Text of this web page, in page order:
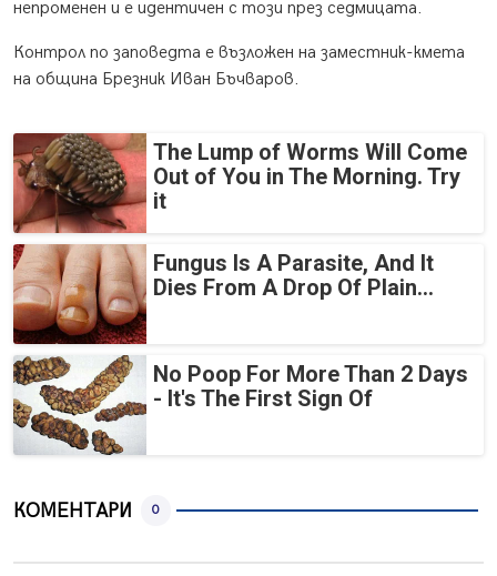
непроменен и е идентичен с този през седмицата.
Контрол по заповедта е възложен на заместник-кмета
на община Брезник Иван Бъчваров.
The Lump of Worms Will Come
Out of You in The Morning. Try
it
Fungus Is A Parasite, And It
Dies From A Drop Of Plain...
No Poop For More Than 2 Days
- It's The First Sign Of
КОМЕНТАРИ 0